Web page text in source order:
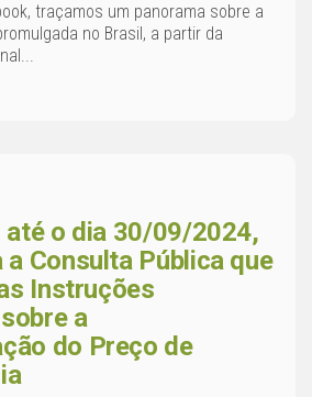
traçamos um panorama sobre a
no Brasil, a partir da
até o dia 30/09/2024,
a Consulta Pública que
Instruções
a
do Preço de